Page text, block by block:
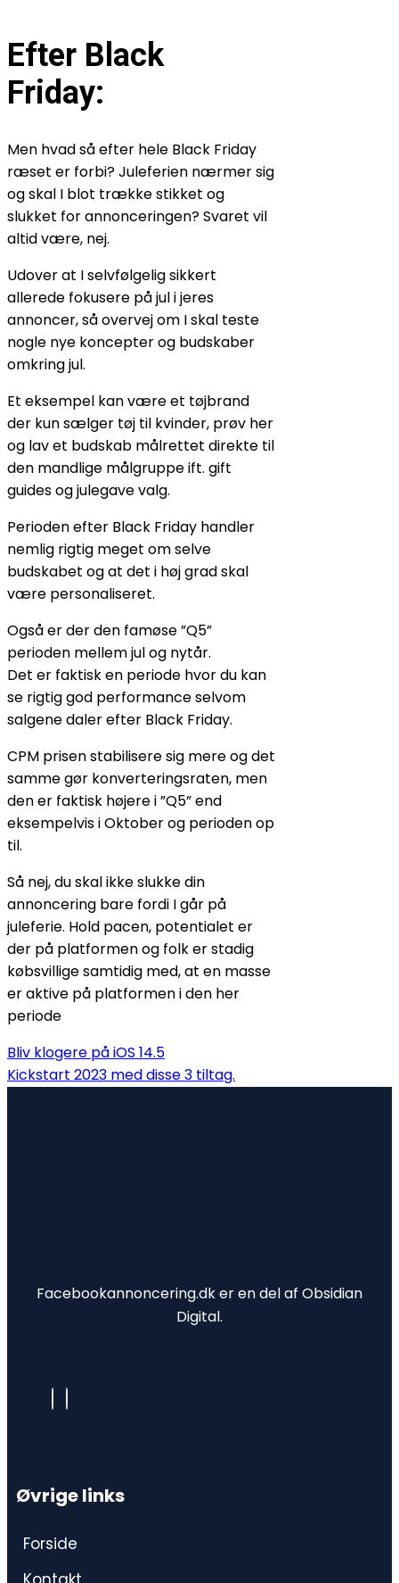
Efter Black
Friday:
Men hvad så efter hele Black Friday
ræset er forbi? Juleferien nærmer sig
og skal I blot trække stikket og
slukket for annonceringen? Svaret vil
altid være, nej.
Udover at I selvfølgelig sikkert
allerede fokusere på jul i jeres
annoncer, så overvej om I skal teste
nogle nye koncepter og budskaber
omkring jul.
Et eksempel kan være et tøjbrand
der kun sælger tøj til kvinder, prøv her
og lav et budskab målrettet direkte til
den mandlige målgruppe ift. gift
guides og julegave valg.
Perioden efter Black Friday handler
nemlig rigtig meget om selve
budskabet og at det i høj grad skal
være personaliseret.
Også er der den famøse ”Q5”
perioden mellem jul og nytår.
Det er faktisk en periode hvor du kan
se rigtig god performance selvom
salgene daler efter Black Friday.
CPM prisen stabilisere sig mere og det
samme gør konverteringsraten, men
den er faktisk højere i ”Q5” end
eksempelvis i Oktober og perioden op
til.
Så nej, du skal ikke slukke din
annoncering bare fordi I går på
juleferie. Hold pacen, potentialet er
der på platformen og folk er stadig
købsvillige samtidig med, at en masse
er aktive på platformen i den her
periode
Bliv klogere på iOS 14.5
Kickstart 2023 med disse 3 tiltag.
Facebookannoncering.dker en del af Obsidian
Digital.
Øvrige links
Forside